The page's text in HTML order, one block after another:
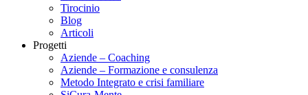
Tirocinio
Blog
Articoli
Progetti
Aziende – Coaching
Aziende – Formazione e consulenza
Metodo Integrato e crisi familiare